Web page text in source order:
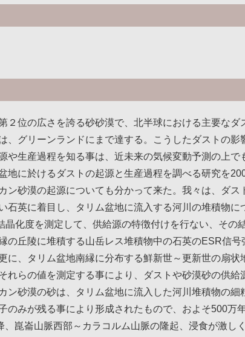
２位の広さを誇る砂砂漠で、北半球における主要なダ
、グリーンランドにまで達する。こうしたダストの影
や生産過程を知る事は、近未来の気候変動予測の上で
地に於けるダストの起源と生産過程を調べる研究を
ン砂漠の起源についても分かって来た。我々は、ダス
石英に着目し、タリム盆地に流入する河川の堆積物に
晶化度を測定して、供給源の特徴付けを行ない、その
の丘陵に堆積する山岳レス堆積物中の石英のESR信号
に、タリム盆地南縁に分布する鮮新世～更新世の扇状
れらの値を測定する事により、ダストや砂漠砂の供給
ン砂漠の砂は、タリム盆地に流入した河川堆積物の細
のみが残る事により形成されたもので、およそ500万
、崑崙山脈西部～カラコルム山脈の隆起、浸食が激し